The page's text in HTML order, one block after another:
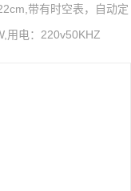
带有时空表，自动定
用电：220v50KHZ